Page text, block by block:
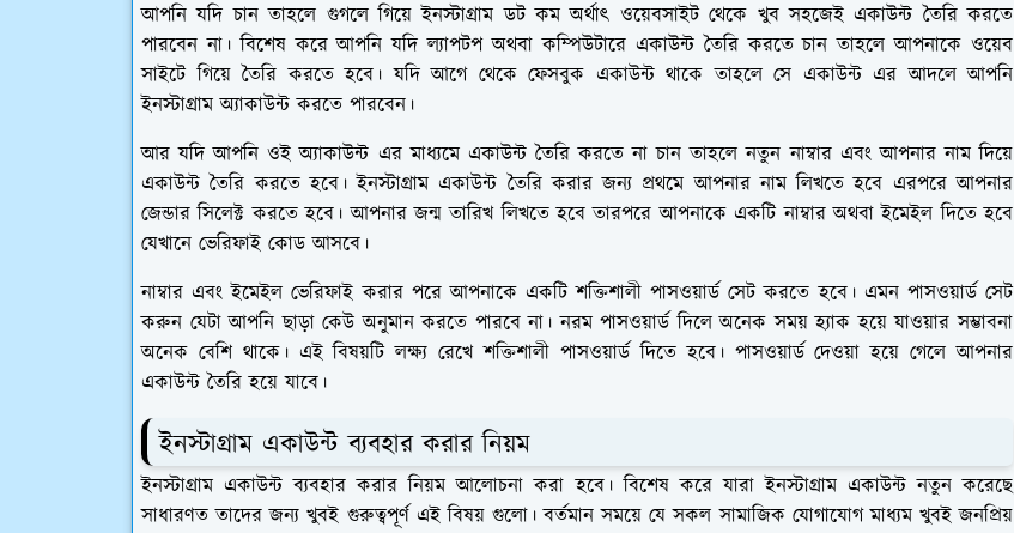
আপনি যদি চান তাহলে গুগলে গিয়ে ইনস্টাগ্রাম ডট কম অর্থাৎ ওয়েবসাইট থেকে খুব সহজেই একাউন্ট তৈরি করতে
পারবেন না। বিশেষ করে আপনি যদি ল্যাপটপ অথবা কম্পিউটারে একাউন্ট তৈরি করতে চান তাহলে আপনাকে ওয়েব
সাইটে গিয়ে তৈরি করতে হবে। যদি আগে থেকে ফেসবুক একাউন্ট থাকে তাহলে সে একাউন্ট এর আদলে আপনি
ইনস্টাগ্রাম অ্যাকাউন্ট করতে পারবেন।
আর যদি আপনি ওই অ্যাকাউন্ট এর মাধ্যমে একাউন্ট তৈরি করতে না চান তাহলে নতুন নাম্বার এবং আপনার নাম দিয়ে
একাউন্ট তৈরি করতে হবে। ইনস্টাগ্রাম একাউন্ট তৈরি করার জন্য প্রথমে আপনার নাম লিখতে হবে এরপরে আপনার
জেন্ডার সিলেক্ট করতে হবে। আপনার জন্ম তারিখ লিখতে হবে তারপরে আপনাকে একটি নাম্বার অথবা ইমেইল দিতে হবে
যেখানে ভেরিফাই কোড আসবে।
নাম্বার এবং ইমেইল ভেরিফাই করার পরে আপনাকে একটি শক্তিশালী পাসওয়ার্ড সেট করতে হবে। এমন পাসওয়ার্ড সেট
করুন যেটা আপনি ছাড়া কেউ অনুমান করতে পারবে না। নরম পাসওয়ার্ড দিলে অনেক সময় হ্যাক হয়ে যাওয়ার সম্ভাবনা
অনেক বেশি থাকে। এই বিষয়টি লক্ষ্য রেখে শক্তিশালী পাসওয়ার্ড দিতে হবে। পাসওয়ার্ড দেওয়া হয়ে গেলে আপনার
একাউন্ট তৈরি হয়ে যাবে।
ইনস্টাগ্রাম একাউন্ট ব্যবহার করার নিয়ম
ইনস্টাগ্রাম একাউন্ট ব্যবহার করার নিয়ম আলোচনা করা হবে। বিশেষ করে যারা ইনস্টাগ্রাম একাউন্ট নতুন করেছে
সাধারণত তাদের জন্য খুবই গুরুত্বপূর্ণ এই বিষয় গুলো। বর্তমান সময়ে যে সকল সামাজিক যোগাযোগ মাধ্যম খুবই জনপ্রিয়